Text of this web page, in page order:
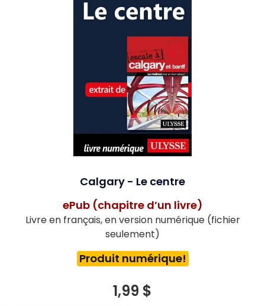
Calgary - Le centre
ePub (chapitre d’un livre)
Livre en français, en version numérique (fichier
seulement)
Produit numérique!
1,99 $